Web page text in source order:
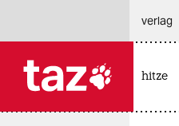
verlag
hitze